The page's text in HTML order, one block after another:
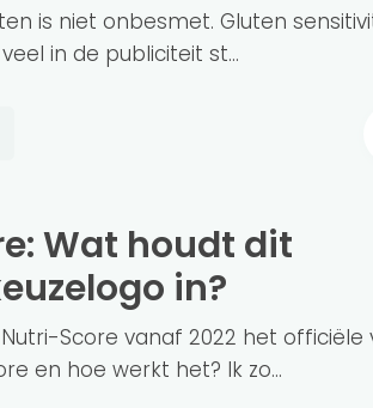
is niet onbesmet. Gluten
in de publiciteit st...
in?
Score vanaf 2022 het officiële
en hoe werkt het? Ik zo...